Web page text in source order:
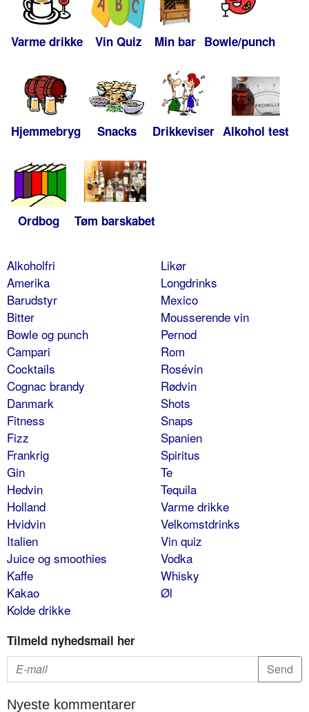
Varme drikke Vin Quiz Min bar Bowle/punch
Hjemmebryg Snacks Drikkeviser Alkohol test
Ordbog Tøm barskabet
Alkoholfri
Amerika
Barudstyr
Bitter
Bowle og punch
Campari
Cocktails
Cognac brandy
Danmark
Fitness
Fizz
Frankrig
Gin
Hedvin
Holland
Hvidvin
Italien
Juice og smoothies
Kaffe
Kakao
Kolde drikke
Likør
Longdrinks
Mexico
Mousserende vin
Pernod
Rom
Rosévin
Rødvin
Shots
Snaps
Spanien
Spiritus
Te
Tequila
Varme drikke
Velkomstdrinks
Vin quiz
Vodka
Whisky
Øl
Tilmeld nyhedsmail her
Nyeste kommentarer